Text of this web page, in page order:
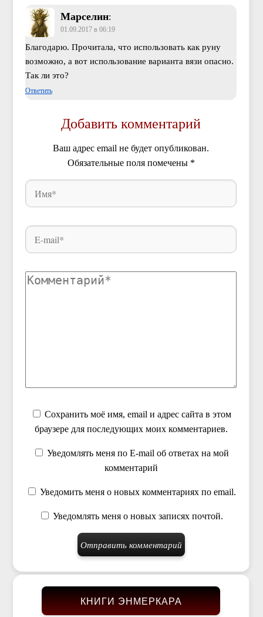
Марселин:
01.09.2017 в 06:19
Благодарю. Прочитала, что использовать как руну
возможно, а вот использование варианта вязи опасно.
Так ли это?
Ответить
Добавить комментарий
Ваш адрес email не будет опубликован.
Обязательные поля помечены *
Сохранить моё имя, email и адрес сайта в этом
браузере для последующих моих комментариев.
Уведомлять меня по E-mail об ответах на мой
комментарий
Уведомить меня о новых комментариях по email.
Уведомлять меня о новых записях почтой.
КНИГИ ЭНМЕРКАРА